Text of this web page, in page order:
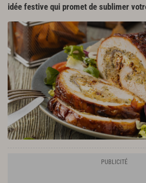
idée festive qui promet de sublimer